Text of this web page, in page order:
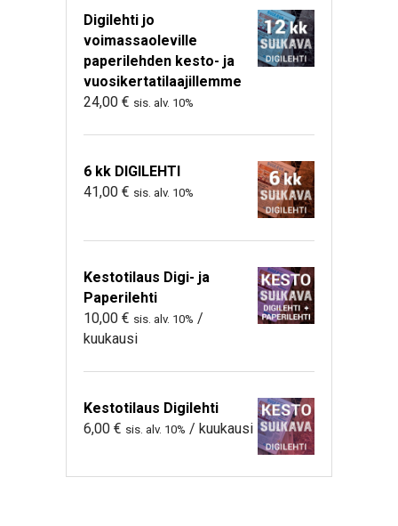
Digilehti jo
voimassaoleville
paperilehden kesto- ja
vuosikertatilaajillemme
24,00 € sis. alv. 10%
6 kk DIGILEHTI
41,00 € sis. alv. 10%
Kestotilaus Digi- ja
Paperilehti
10,00 € sis. alv. 10% /
kuukausi
Kestotilaus Digilehti
6,00 € sis. alv. 10% / kuukausi